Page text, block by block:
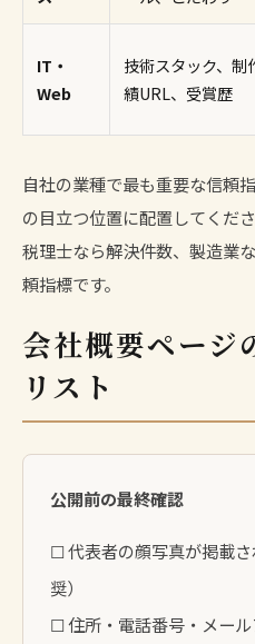
IT・
Web
技術スタック、制
績URL、受賞歴
自社の業種で最も重要な信頼
の目立つ位置に配置してくださ
税理士なら解決件数、 製造業
頼指標です。
会社概要ページ
リスト
公開前の最終確認
☐ 代表者の顔写真が掲載
奨）
☐ 住所・電話番号・メー